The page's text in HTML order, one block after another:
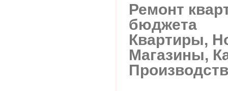
Ремонт
бюджета
Квартиры,
Магазины,